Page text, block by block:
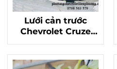
Lưới cản trước
Chevrolet Cruze
chính hãng đời
trên 2015 mã
42359137